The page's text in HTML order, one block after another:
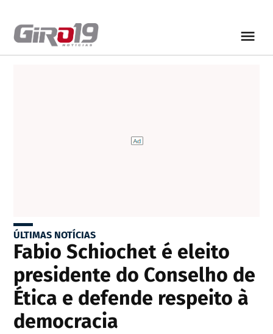
ÚLTIMAS NOTÍCIAS
Fabio Schiochet é eleito
presidente do Conselho de
Ética e defende respeito à
democracia